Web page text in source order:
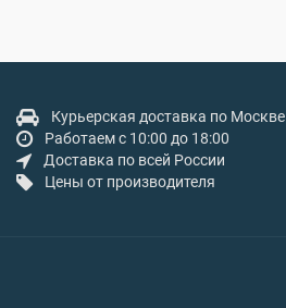
Курьерская доставка по Москве
Работаем с 10:00 до 18:00
Доставка по всей России
Цены от производителя